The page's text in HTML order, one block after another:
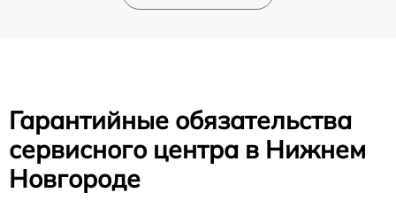
Гарантийные обязательства
сервисного центра в Нижнем
Новгороде